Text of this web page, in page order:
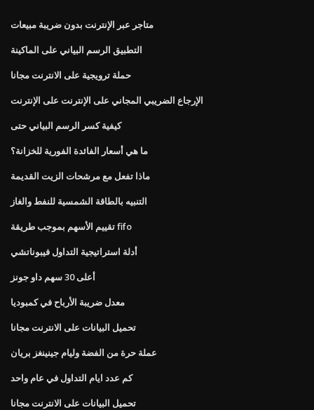
متاجر عبر الإنترنت بدون ضريبة مبيعات
التطبيق الرسم البياني على الماكينة
حملة ترويجية على الانترنت مجانا
الإرجاع الضريبي المجاني على الإنترنت على الإنترنت
كيفية كسر الرسم البياني حتى
ما هي أسعار الفائدة الفورية للخزانة؟
ماذا تفعل مع مرشحات الزيت القديمة
التنبيه بالطاقة الشمسية للنفط والغاز
تقييم الأسهم بموجب طريقة fifo
أدلة استراتيجية التداول فيبوناتشي
أعلى 30 سهم داو جونز
معدل ضريبة الأرباح في كمبوديا
تحميل البيانات على الانترنت مجانا
عملة حرة من الفضة وليام جينينغز بريان
كم عدد ايام التداول في عام واحد
تحميل البيانات على الانترنت مجانا